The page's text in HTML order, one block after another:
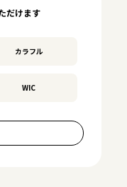
だけます
カラフル
WIC